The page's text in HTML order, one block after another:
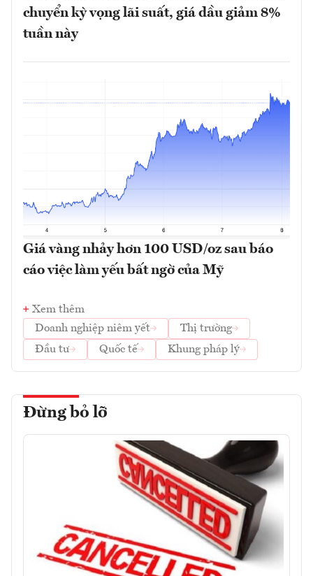
chuyển kỳ vọng lãi suất, giá dầu giảm 8%
tuần này
Giá vàng nhảy hơn 100 USD/oz sau báo
cáo việc làm yếu bất ngờ của Mỹ
Xem thêm
Doanh nghiệp niêm yết
Thị trường
Đầu tư
Quốc tế Khung pháp lý
Đừng bỏ lỡ